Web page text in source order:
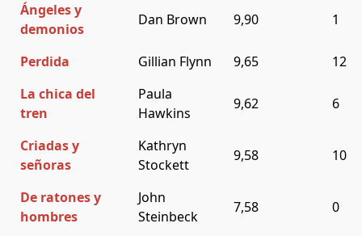
Ángeles y
demonios
Dan Brown 9,90 1
Perdida Gillian Flynn 9,65
12
La chica del
tren
Paula
Hawkins
9,62 6
Criadas y
señoras
Kathryn
Stockett
9,58 10
De ratones y
hombres
John
Steinbeck
7,58 0